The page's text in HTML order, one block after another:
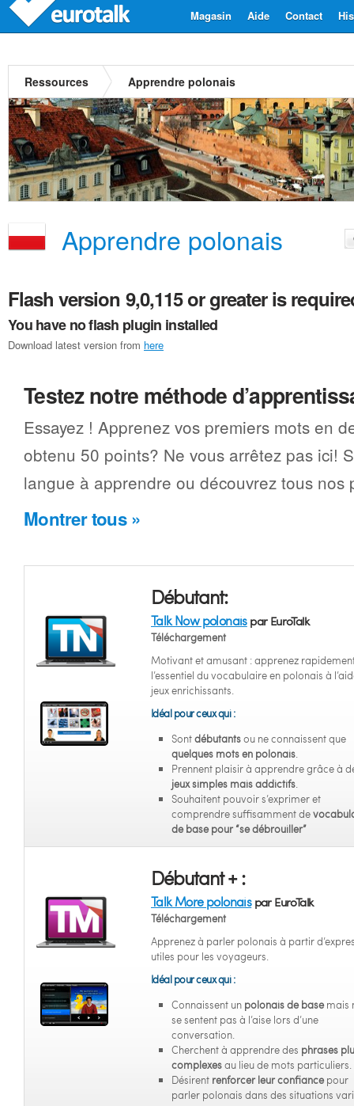
Contact
Aide
Magasin
Ressources Apprendre polonais
Apprendre polonais
Flash version 9,0,115 or greater is
You have no flash plugin installed
Download latest version from here
Testez notre méthode
Essayez ! Apprenez vos premiers mots en
obtenu 50 points? Ne vous arrêtez pas ici!
langue à apprendre ou découvrez tous nos
Montrer tous »
Débutant:
Talk Now polonaispar EuroTalk
Téléchargement
Motivant et amusant : apprenez
l’essentiel du vocabulaire en polonais à
jeux enrichissants.
Idéal pour ceux qui :
Sontdébutantsou ne connaissent que
quelques mots en polonais.
Prennent plaisir à apprendre grâce à
jeux simples mais addictifs.
Souhaitent pouvoir s’exprimer et
comprendre suffisamment de
de base pour “se débrouiller”
Débutant + :
Talk More polonaispar EuroTalk
Téléchargement
Apprenez à parler polonais à partir
utiles pour les voyageurs.
Idéal pour ceux qui :
Connaissent un polonais de basemais
se sentent pas à l’aise lors d’une
conversation.
Cherchent à apprendre des phrases
complexesau lieu de mots particuliers.
Désirent renforcer leur confiancepour
parler polonais dans des situations